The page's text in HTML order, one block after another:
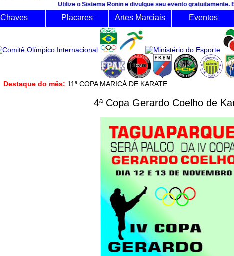
Utilize o Sistema Ronin e divulgue seu evento gratuitamente. Entre em
Chaves Placares Artes Marciais Eventos
Destaque do mês:11ª COPA MARICÁ DE KARATE
4ª Copa Gerardo Coelho de